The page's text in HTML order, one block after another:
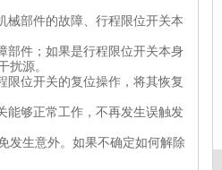
械部件的故障、行程限位开关本
部件；如果是行程限位开关本身
扰源。
限位开关的复位操作，将其恢复
能够正常工作，不再发生误触发
发生意外。如果不确定如何解除